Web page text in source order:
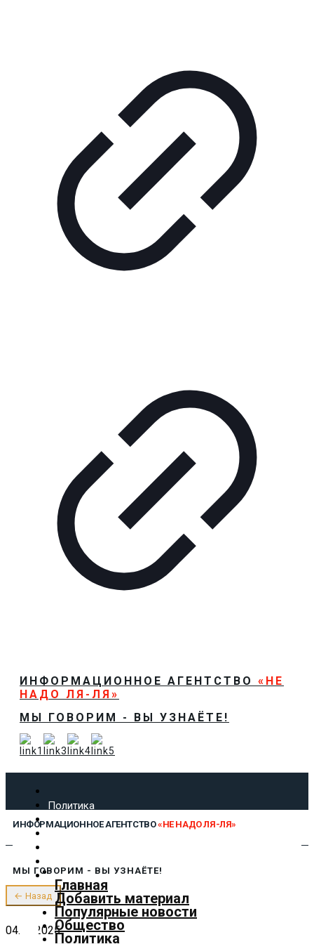
ИНФОРМАЦИОННОЕ АГЕНТСТВО «НЕ
НАДО ЛЯ-ЛЯ»
МЫ ГОВОРИМ - ВЫ УЗНАЁТЕ!
Политика
Экономика
Культура
Предложить новость
О нас
ИНФОРМАЦИОННОЕ АГЕНТСТВО«НЕ НАДО ЛЯ-ЛЯ»
Главная
Добавить материал
Популярные новости
Общество
Политика
МЫ ГОВОРИМ - ВЫ УЗНАЁТЕ!
← Назад
04.10.2025